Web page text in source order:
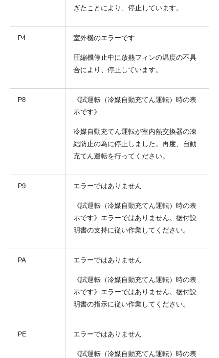
ぎたことにより、停止しています。
P4 室外機のエラーです
圧縮機停止中に放熱フィンの温度の不具
合により、停止しています。
P8
《試運転（冷媒自動充てん運転）時の表
示です》
冷媒自動充てん運転が室内熱交換器の凍
結防止の為に停止しました。再度、自動
充てん運転を行ってください。
P9 エラーではありません
《試運転（冷媒自動充てん運転）時の表
示です》エラーではありません。据付説
明書の支持に従い作業してください。
PA エラーではありません
《試運転（冷媒自動充てん運転）時の表
示です》エラーではありません。据付説
明書の指示に従い作業してください。
PE エラーではありません
《試運転（冷媒自動充てん運転）時の表